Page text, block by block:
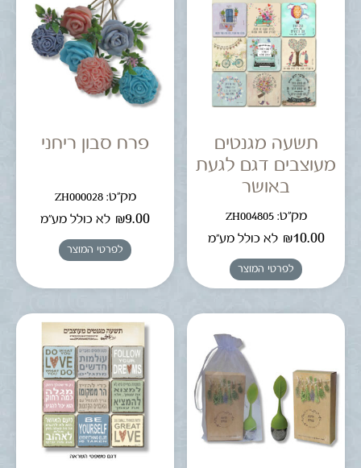
תשעה מגנטים
מעוצבים דגם לגעת
באושר
מק"ט: ZH004805
₪10.00 לא כולל מע"מ
לפרטי המוצר
פרח סבון ריחני
מק"ט: ZH000028
₪9.00 לא כולל מע"מ
לפרטי המוצר